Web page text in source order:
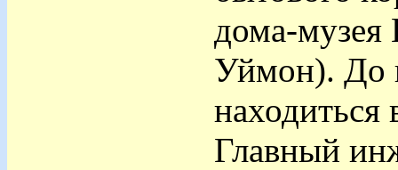
дома-музея
Уймон). До
находиться
Главный